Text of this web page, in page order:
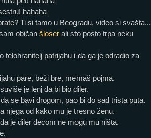
hahaha
Ti si tamo u Beogradu, video si svašta...
običan šloser ali sto posto trpa neku
patrijahu i da ga je odradio za
pare, beži bre, memaš pojma.
je lenj da bi bio diler.
se bavi drogom, pao bi do sad trista puta.
njega od kako mu je tresno ženu.
je diler decom ne mogu mu ništa.